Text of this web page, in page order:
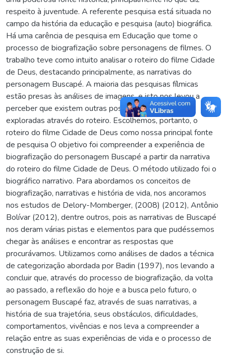
respeito à juventude. A referente pesquisa está situada no
campo da história da educação e pesquisa (auto) biográfica.
Há uma carência de pesquisa em Educação que tome o
processo de biografização sobre personagens de filmes. O
trabalho teve como intuito analisar o roteiro do filme Cidade
de Deus, destacando principalmente, as narrativas do
personagem Buscapé. A maioria das pesquisas fílmicas
estão presas às análises de imagens, e isto nos levou a
perceber que existem outras possibilidades a serem
exploradas através do roteiro. Escolhemos, portanto, o
roteiro do filme Cidade de Deus como nossa principal fonte
de pesquisa O objetivo foi compreender a experiência de
biografização do personagem Buscapé a partir da narrativa
do roteiro do filme Cidade de Deus. O método utilizado foi o
biográfico narrativo. Para abordamos os conceitos de
biografização, narrativas e história de vida, nos ancoramos
nos estudos de Delory-Momberger, (2008) (2012), Antônio
Bolívar (2012), dentre outros, pois as narrativas de Buscapé
nos deram várias pistas e elementos para que pudéssemos
chegar às análises e encontrar as respostas que
procurávamos. Utilizamos como análises de dados a técnica
de categorização abordada por Badin (1997), nos levando a
concluir que, através do processo de biografização, da volta
ao passado, a reflexão do hoje e a busca pelo futuro, o
personagem Buscapé faz, através de suas narrativas, a
história de sua trajetória, seus obstáculos, dificuldades,
comportamentos, vivências e nos leva a compreender a
relação entre as suas experiências de vida e o processo de
construção de si.